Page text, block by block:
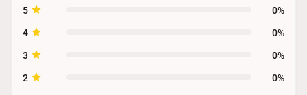
5
0%
4
0%
3
0%
2
0%